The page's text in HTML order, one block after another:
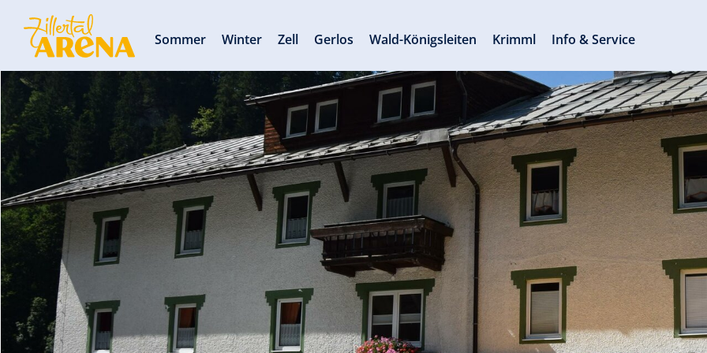
Sommer Winter Zell Gerlos Wald-Königsleiten Krimml Info & Service